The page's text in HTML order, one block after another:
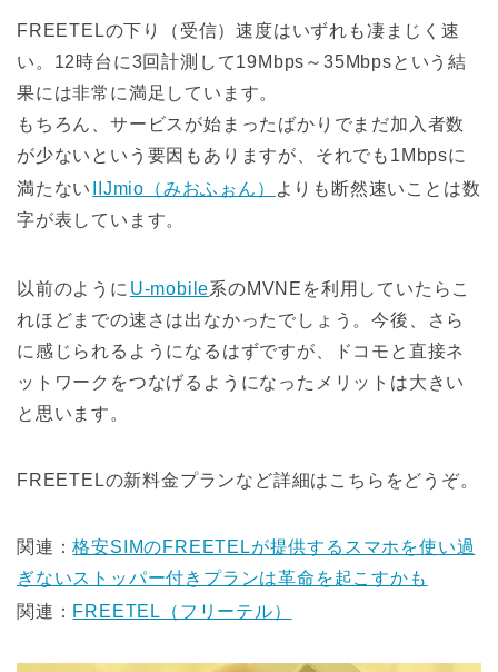
FREETELの下り（受信）速度はいずれも凄まじく速
い。12時台に3回計測して19Mbps～35Mbpsという結
果には非常に満足しています。
もちろん、サービスが始まったばかりでまだ加入者数
が少ないという要因もありますが、それでも1Mbpsに
満たない
IIJmio（みおふぉん）
よりも断然速いことは数
字が表しています。
以前のように U-mobile系のMVNEを利用していたらこ
れほどまでの速さは出なかったでしょう。今後、さら
に感じられるようになるはずですが、ドコモと直接ネ
ットワークをつなげるようになったメリットは大きい
と思います。
FREETELの新料金プランなど詳細はこちらをどうぞ。
関連：格安SIMのFREETELが提供するスマホを使い過
ぎないストッパー付きプランは革命を起こすかも
関連： FREETEL（フリーテル）